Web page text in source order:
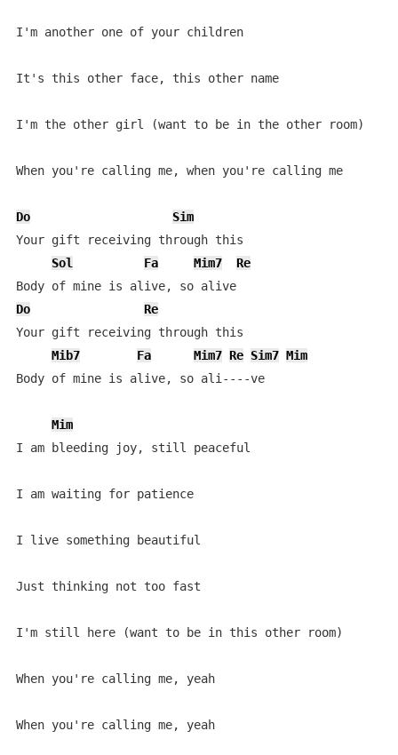
I'm another one of your children
It's this other face, this other name
I'm the other girl (want to be in the other room)
When you're calling me, when you're calling me
Do
Sim
Your gift receiving through this
Sol
Fa Mim7
Re
Body of mine is alive, so alive
Do
Re
Your gift receiving through this
Mib7
Fa Mim7 Re Sim7 Mim
Body of mine is alive, so ali----ve
Mim
I am bleeding joy, still peaceful
I am waiting for patience
I live something beautiful
Just thinking not too fast
I'm still here (want to be in this other room)
When you're calling me, yeah
When you're calling me, yeah